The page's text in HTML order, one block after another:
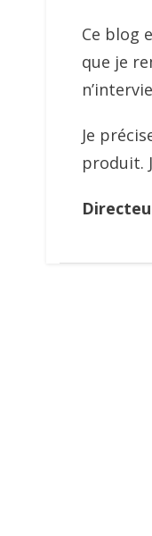
Ce blog
que je
Je
produit.